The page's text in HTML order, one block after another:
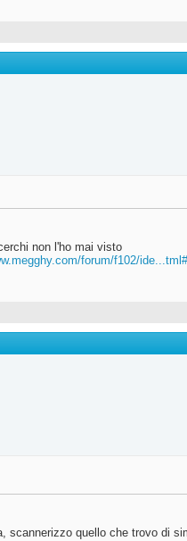
non l'ho mai visto
forum/f102/
scannerizzo quello che trovo di